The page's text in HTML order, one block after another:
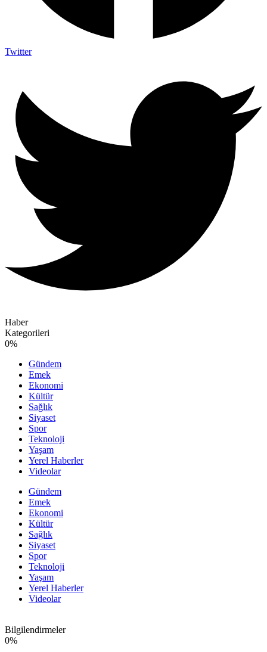
Twitter
Haber
Kategorileri
0%
Gündem
Emek
Ekonomi
Kültür
Sağlık
Siyaset
Spor
Teknoloji
Yaşam
Yerel Haberler
Videolar
Gündem
Emek
Ekonomi
Kültür
Sağlık
Siyaset
Spor
Teknoloji
Yaşam
Yerel Haberler
Videolar
Bilgilendirmeler
0%